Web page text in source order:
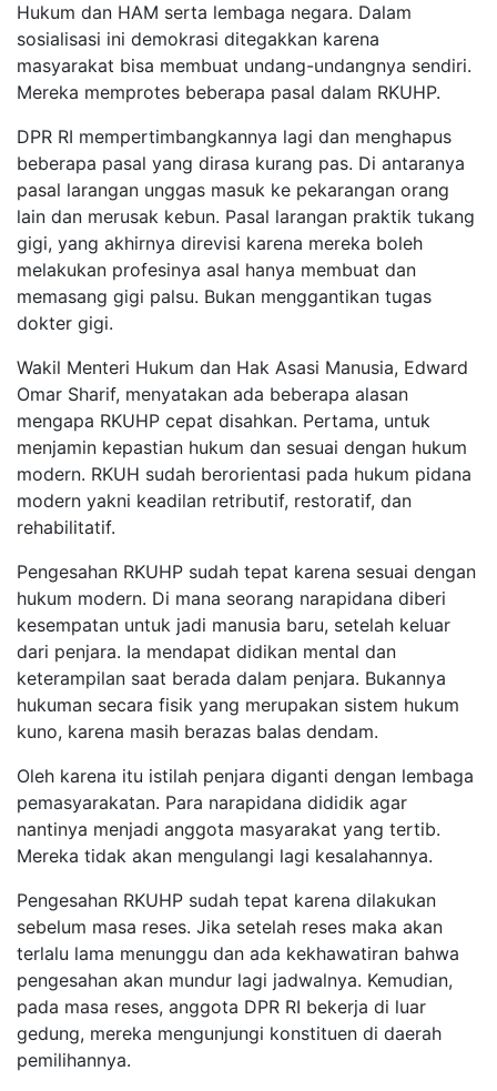
Hukum dan HAM serta lembaga negara. Dalam
sosialisasi ini demokrasi ditegakkan karena
masyarakat bisa membuat undang-undangnya sendiri.
Mereka memprotes beberapa pasal dalam RKUHP.
DPR RI mempertimbangkannya lagi dan menghapus
beberapa pasal yang dirasa kurang pas. Di antaranya
pasal larangan unggas masuk ke pekarangan orang
lain dan merusak kebun. Pasal larangan praktik tukang
gigi, yang akhirnya direvisi karena mereka boleh
melakukan profesinya asal hanya membuat dan
memasang gigi palsu. Bukan menggantikan tugas
dokter gigi.
Wakil Menteri Hukum dan Hak Asasi Manusia, Edward
Omar Sharif, menyatakan ada beberapa alasan
mengapa RKUHP cepat disahkan. Pertama, untuk
menjamin kepastian hukum dan sesuai dengan hukum
modern. RKUH sudah berorientasi pada hukum pidana
modern yakni keadilan retributif, restoratif, dan
rehabilitatif.
Pengesahan RKUHP sudah tepat karena sesuai dengan
hukum modern. Di mana seorang narapidana diberi
kesempatan untuk jadi manusia baru, setelah keluar
dari penjara. Ia mendapat didikan mental dan
keterampilan saat berada dalam penjara. Bukannya
hukuman secara fisik yang merupakan sistem hukum
kuno, karena masih berazas balas dendam.
Oleh karena itu istilah penjara diganti dengan lembaga
pemasyarakatan. Para narapidana dididik agar
nantinya menjadi anggota masyarakat yang tertib.
Mereka tidak akan mengulangi lagi kesalahannya.
Pengesahan RKUHP sudah tepat karena dilakukan
sebelum masa reses. Jika setelah reses maka akan
terlalu lama menunggu dan ada kekhawatiran bahwa
pengesahan akan mundur lagi jadwalnya. Kemudian,
pada masa reses, anggota DPR RI bekerja di luar
gedung, mereka mengunjungi konstituen di daerah
pemilihannya.